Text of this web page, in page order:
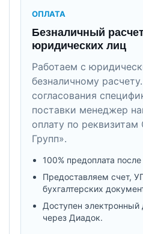
ОПЛАТА
Безналичный
юридических лиц
Работаем с
безналичному
согласования
поставки менеджер
оплату по
Групп».
100% предоплата
Предоставляем счет,
бухгалтерских
Доступен электронный
через Диадок.